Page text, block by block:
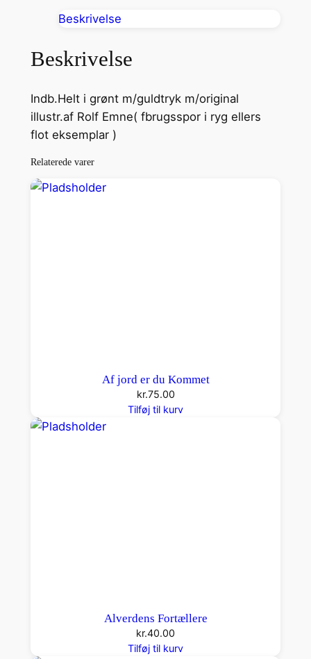
o
L
o
v
n
Beskrivelse
Beskrivelse
Indb.Helt i grønt m/guldtryk m/original
illustr.af Rolf Emne( fbrugsspor i ryg ellers
flot eksemplar )
Relaterede varer
Af jord er du Kommet
kr.75.00
Tilføj til kurv
Alverdens Fortællere
kr.40.00
Tilføj til kurv